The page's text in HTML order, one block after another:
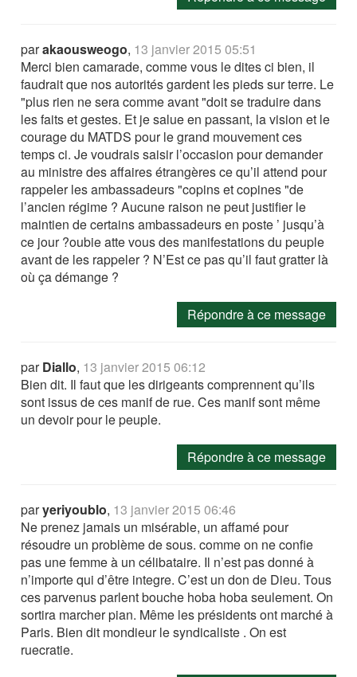
parakaousweogo, 13 janvier 2015 05:51
Merci bien camarade, comme vous le dites ci bien, il
faudrait que nos autorités gardent les pieds sur terre. Le
"plus rien ne sera comme avant "doit se traduire dans
les faits et gestes. Et je salue en passant, la vision et le
courage du MATDS pour le grand mouvement ces
temps ci. Je voudrais saisir l’occasion pour demander
au ministre des affaires étrangères ce qu’il attend pour
rappeler les ambassadeurs "copins et copines "de
l’ancien régime ? Aucune raison ne peut justifier le
maintien de certains ambassadeurs en poste ’ jusqu’à
ce jour ?oubie atte vous des manifestations du peuple
avant de les rappeler ? N’Est ce pas qu’il faut gratter là
où ça démange ?
Répondre à ce message
parDiallo, 13 janvier 2015 06:12
Bien dit. Il faut que les dirigeants comprennent qu’ils
sont issus de ces manif de rue. Ces manif sont même
un devoir pour le peuple.
Répondre à ce message
paryeriyoublo, 13 janvier 2015 06:46
Ne prenez jamais un misérable, un affamé pour
résoudre un problème de sous. comme on ne confie
pas une femme à un célibataire. Il n’est pas donné à
n’importe qui d’être integre. C’est un don de Dieu. Tous
ces parvenus parlent bouche hoba hoba seulement. On
sortira marcher pian. Même les présidents ont marché à
Paris. Bien dit mondieur le syndicaliste . On est
ruecratie.